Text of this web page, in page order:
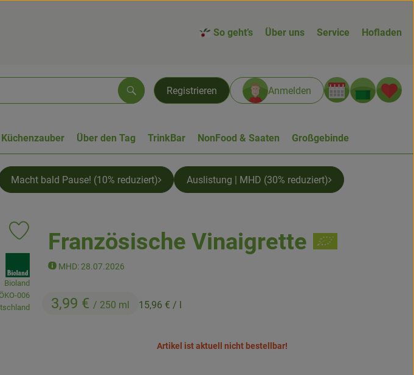
So geht’s Über uns Service Hofladen
Registrieren Anmelden
Suchen
Küchenzauber Über den Tag TrinkBar NonFood & Saaten Großgebinde
Macht bald Pause! (10% reduziert) Auslistung | MHD (30% reduziert)
Französische Vinaigrette
MHD: 28.07.2026
3,99 € / 250 ml 15,96 € / l
Produkt zu Favouriten hinzufügen
Bioland
006
Artikel ist aktuell nicht bestellbar!